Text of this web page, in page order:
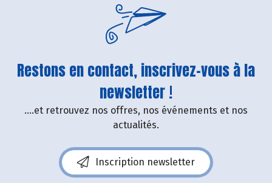
Restons en contact, inscrivez-vous à la
newsletter !
....et retrouvez nos offres, nos événements et nos
actualités.
Inscription newsletter